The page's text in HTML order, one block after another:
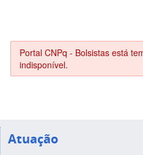
Portal CNPq - Bolsistas está
indisponível.
Atuação